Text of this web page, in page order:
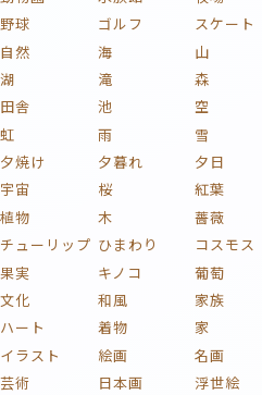
野球
ゴルフ スケート
自然
海 山
湖
滝 森
田舎
池 空
虹
雨 雪
夕焼け
夕暮れ 夕日
宇宙
桜 紅葉
植物
木 薔薇
チューリップ ひまわり コスモス
果実
キノコ 葡萄
文化
和風 家族
ハート
着物 家
イラスト
絵画 名画
芸術
日本画 浮世絵